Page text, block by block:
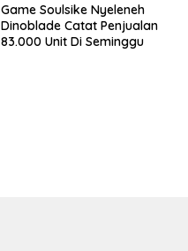
Game Soulsike Nyeleneh
Dinoblade Catat Penjualan
83.000 Unit Di Seminggu